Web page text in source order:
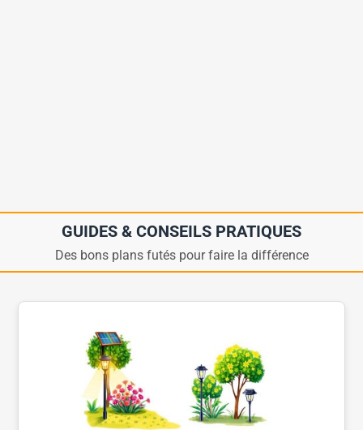
GUIDES & CONSEILS PRATIQUES
Des bons plans futés pour faire la différence